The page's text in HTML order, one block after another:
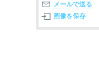
メールで送る
画像を保存